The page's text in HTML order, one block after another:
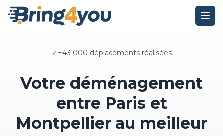
✓+43 000 déplacements réalisées
Votre déménagement
entre Paris et
Montpellier au meilleur